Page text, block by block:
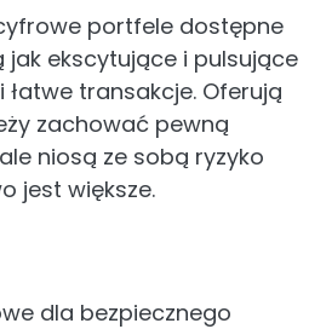
portfele dostępne
jak ekscytujące i pulsujące
transakcje. Oferują
zachować pewną
niosą ze sobą ryzyko
jest większe.
dla bezpiecznego